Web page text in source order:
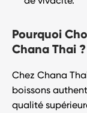
Pourquoi
Chana Thai ?
Chez Chana
boissons
qualité